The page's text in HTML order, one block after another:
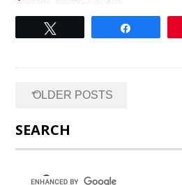
navigation
←
OLDER POSTS
SEARCH